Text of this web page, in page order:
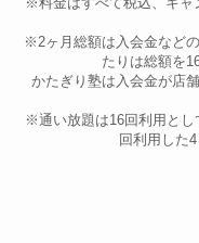
※2ヶ月総額は入会金など
たりは総額を
かたぎり塾は入会金が店
※通い放題は16回利用とし
回利用した